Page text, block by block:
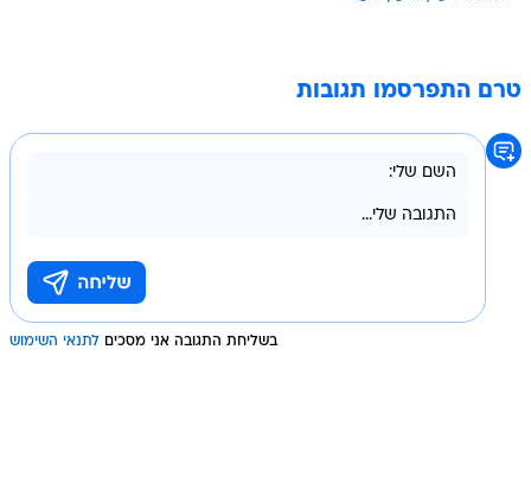
טרם התפרסמו תגובות
בשליחת התגובה אני מסכים לתנאי השימוש